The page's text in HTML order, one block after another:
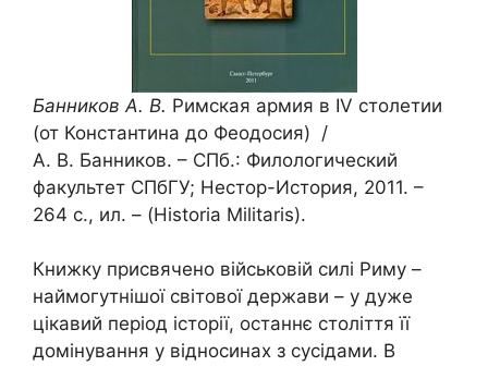
Банников А. В. Римская армия в IV столетии
(от Константина до Феодосия) /
А. В. Банников. – СПб.: Филологический
факультет СПбГУ; Нестор-История, 2011. –
264 с., ил. – (Historia Militaris).
Книжку присвячено військовій силі Риму –
наймогутнішої світової держави – у дуже
цікавий період історії, останнє століття її
домінування у відносинах з сусідами. В